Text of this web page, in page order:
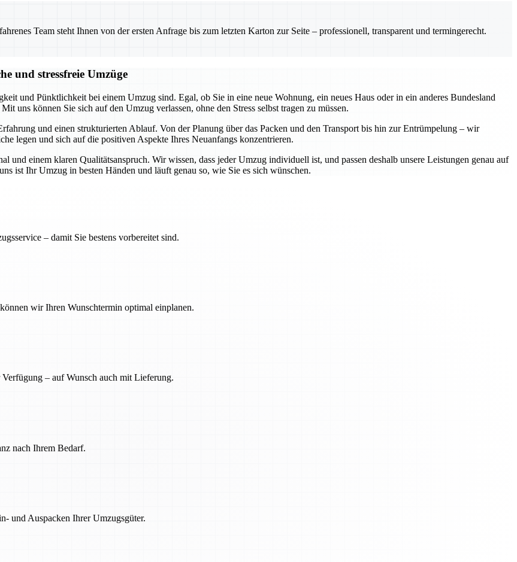
Team steht Ihnen von der ersten Anfrage bis zum letzten Karton zur Seite – professionell, transparent und termingerecht.
und stressfreie Umzüge
und Pünktlichkeit bei einem Umzug sind. Egal, ob Sie in eine neue Wohnung, ein neues Haus oder in ein anderes Bundesland
uns können Sie sich auf den Umzug verlassen, ohne den Stress selbst tragen zu müssen.
und einen strukturierten Ablauf. Von der Planung über das Packen und den Transport bis hin zur Entrümpelung – wir
legen und sich auf die positiven Aspekte Ihres Neuanfangs konzentrieren.
und einem klaren Qualitätsanspruch. Wir wissen, dass jeder Umzug individuell ist, und passen deshalb unsere Leistungen genau auf
ist Ihr Umzug in besten Händen und läuft genau so, wie Sie es sich wünschen.
– damit Sie bestens vorbereitet sind.
wir Ihren Wunschtermin optimal einplanen.
– auf Wunsch auch mit Lieferung.
nach Ihrem Bedarf.
und Auspacken Ihrer Umzugsgüter.